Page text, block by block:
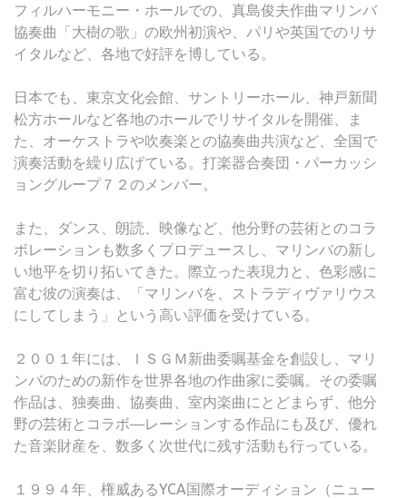
フィルハーモニー・ホールでの、真島俊夫作曲マリンバ
協奏曲「大樹の歌」の欧州初演や、パリや英国でのリサ
イタルなど、各地で好評を博している。
日本でも、東京文化会館、サントリーホール、神戸新聞
松方ホールなど各地のホールでリサイタルを開催、ま
た、オーケストラや吹奏楽との協奏曲共演など、全国で
演奏活動を繰り広げている。打楽器合奏団・パーカッシ
ョングループ７２のメンバー。
また、ダンス、朗読、映像など、他分野の芸術とのコラ
ボレーションも数多くプロデュースし、マリンバの新し
い地平を切り拓いてきた。際立った表現力と、色彩感に
富む彼の演奏は、「マリンバを、ストラディヴァリウス
にしてしまう」という高い評価を受けている。
２００１年には、ＩＳＧＭ新曲委嘱基金を創設し、マリ
ンバのための新作を世界各地の作曲家に委嘱。その委嘱
作品は、独奏曲、協奏曲、室内楽曲にとどまらず、他分
野の芸術とコラボ―レーションする作品にも及び、優れ
た音楽財産を、数多く次世代に残す活動も行っている。
１９９４年、権威あるYCA国際オーディション（ニュー